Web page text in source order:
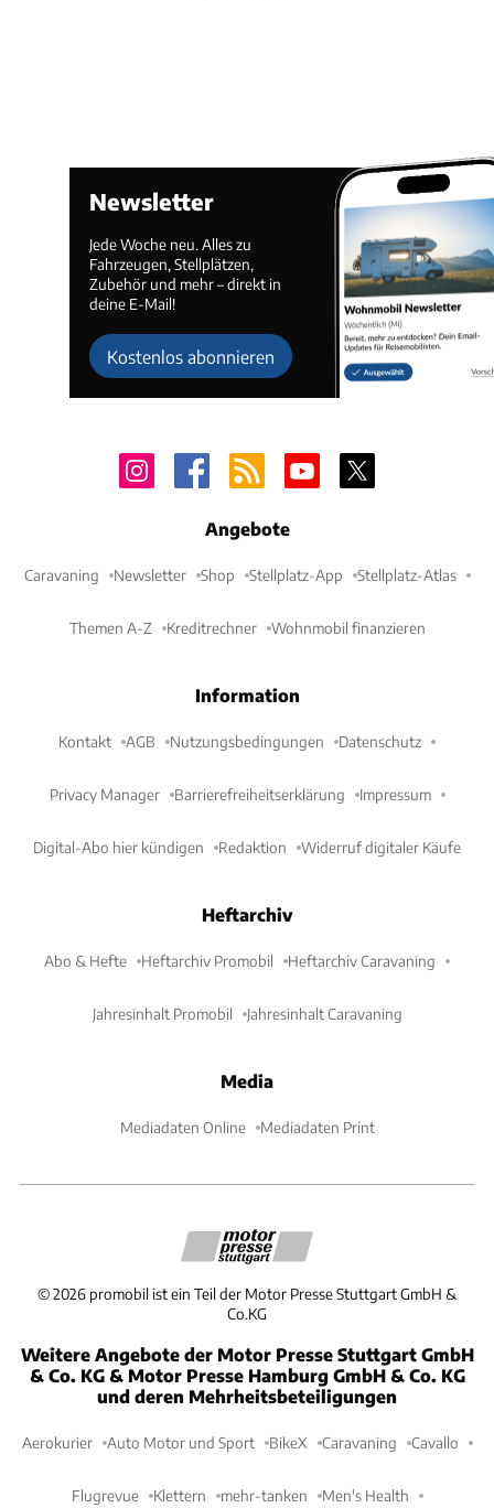
Newsletter
Jede Woche neu. Alles zu
Fahrzeugen, Stellplätzen,
Zubehör und mehr – direkt in
deine E-Mail!
Kostenlos abonnieren
Angebote
Caravaning Newsletter Shop Stellplatz-App Stellplatz-Atlas
Themen A-Z Kreditrechner Wohnmobil finanzieren
Information
Kontakt AGB Nutzungsbedingungen Datenschutz
Privacy Manager Barrierefreiheitserklärung Impressum
Digital-Abo hier kündigen Redaktion Widerruf digitaler Käufe
Heftarchiv
Abo & Hefte Heftarchiv Promobil Heftarchiv Caravaning
Jahresinhalt Promobil Jahresinhalt Caravaning
Media
Mediadaten Online Mediadaten Print
©2026 promobil ist ein Teil der Motor Presse Stuttgart GmbH &
Co.KG
Weitere Angebote der Motor Presse Stuttgart GmbH
& Co. KG & Motor Presse Hamburg GmbH & Co. KG
und deren Mehrheitsbeteiligungen
Aerokurier Auto Motor und Sport BikeX Caravaning Cavallo
Flugrevue Klettern mehr-tanken Men's Health